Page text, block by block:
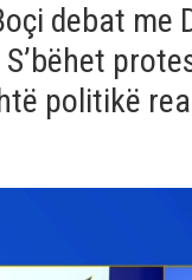
debat me
politikë